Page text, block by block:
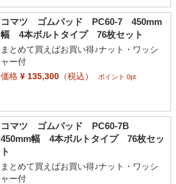
コマツ ゴムパッド PC60-7 450mm
幅 4本ボルトタイプ 76枚セット
まとめて買えばお買い得♪ナット・ワッシ
ャー付
価格¥ 135,300（税込） ポイント 0pt
コマツ ゴムパッド PC60-7B
450mm幅 4本ボルトタイプ 76枚セッ
ト
まとめて買えばお買い得♪ナット・ワッシ
ャー付